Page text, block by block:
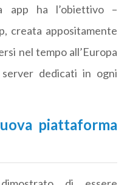
app ha l’obiettivo –
creata appositamente
nel tempo all’Europa
dedicati in ogni
piattaforma